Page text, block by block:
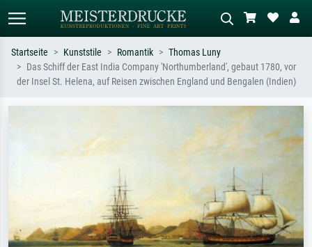
Standardsuche KI-Bildersuche
Hokusai, Akt.
Wiese, Abstrakt mit viel Rot, Dunkles
Ölgemälde, Stehender Akt neben einem
Baum.
Startseite Kunststile Romantik
Thomas Luny
Das Schiff der East India Company 'Northumberland', gebaut 1780, vor
der Insel St. Helena, auf Reisen zwischen England und Bengalen (Indien)